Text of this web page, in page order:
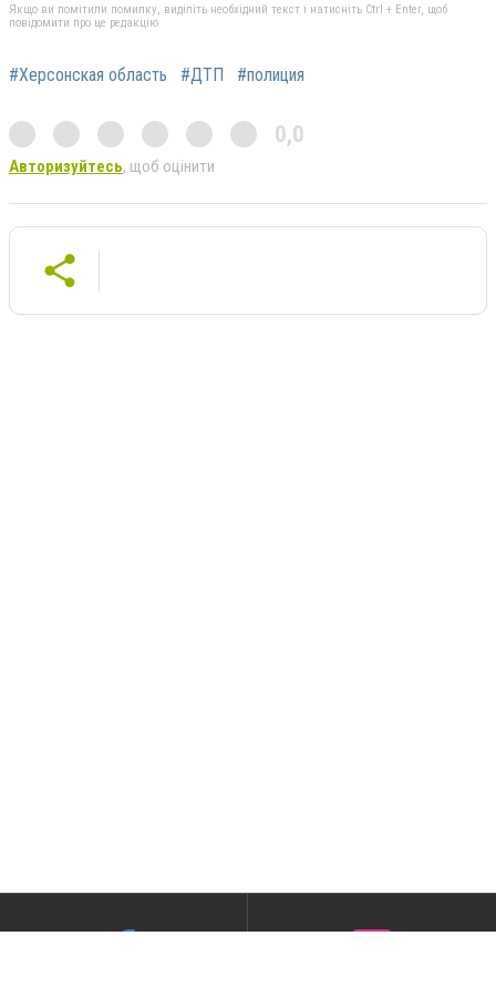
Якщо ви помітили помилку, виділіть необхідний текст і натисніть Ctrl + Enter, щоб
повідомити про це редакцію
#Херсонская область #ДТП #полиция
0,0
Авторизуйтесь, щоб оцінити